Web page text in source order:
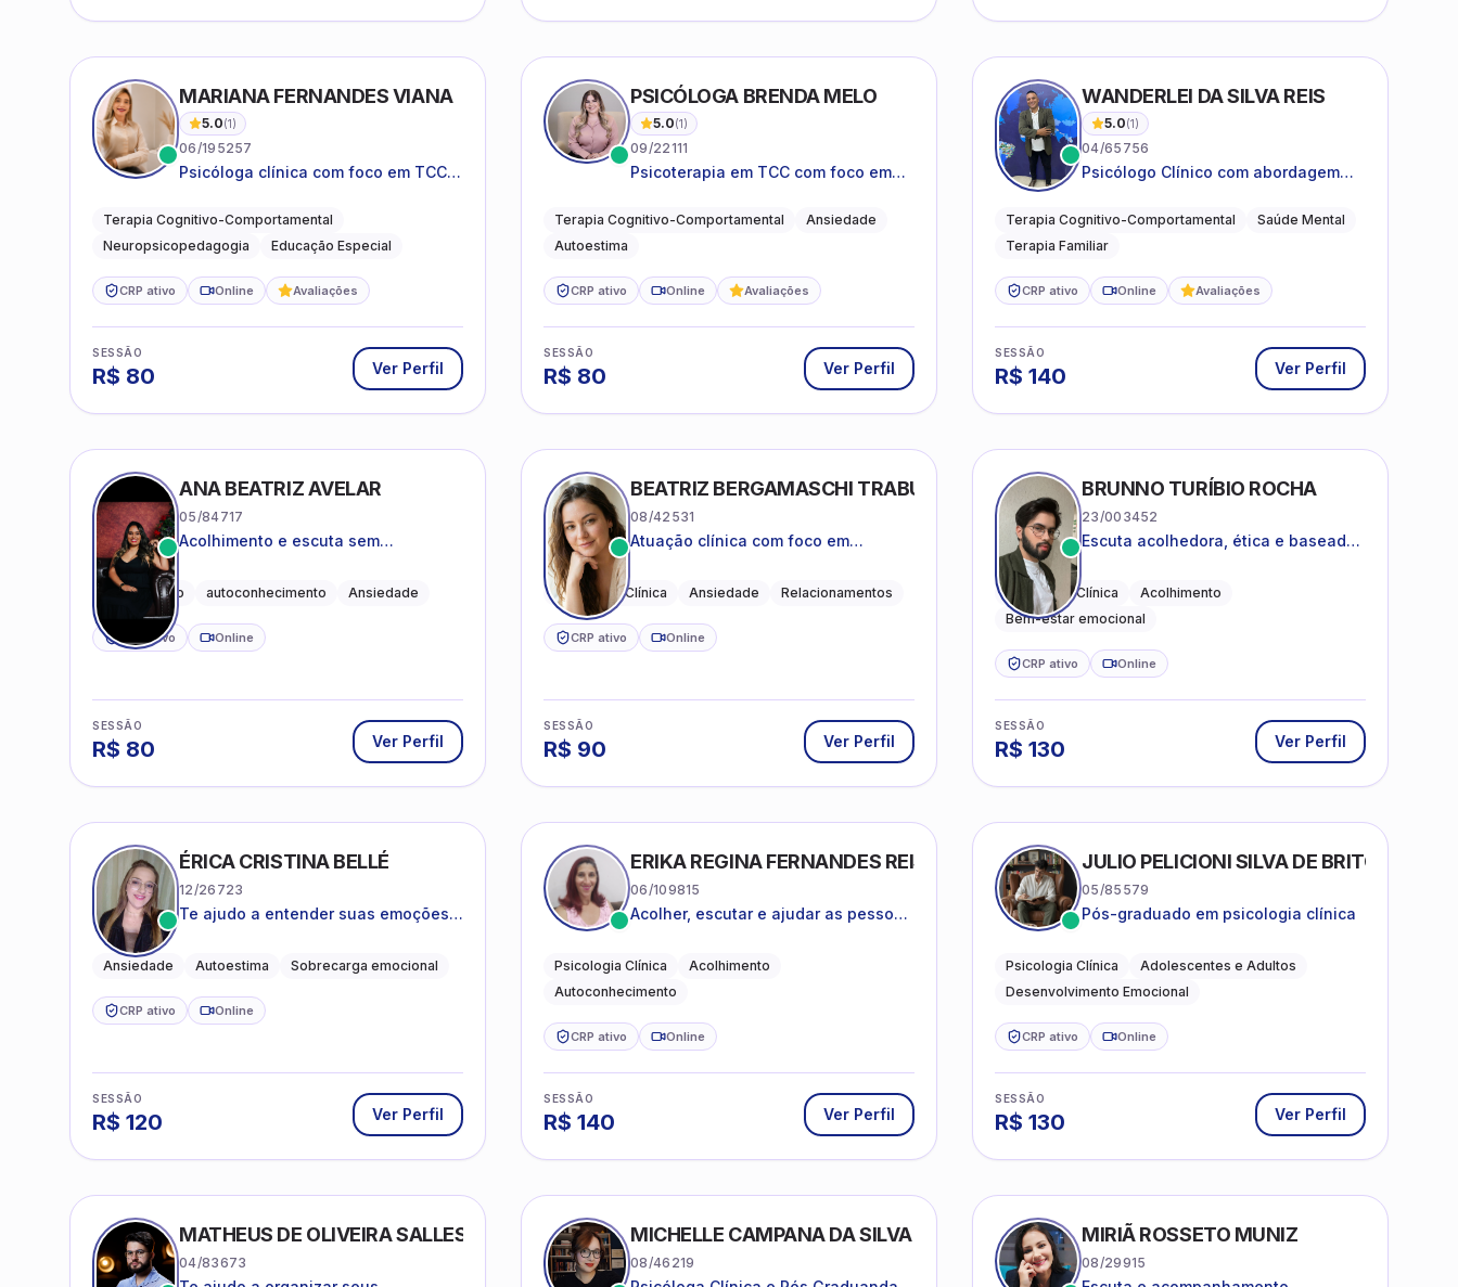
MARIANA FERNANDES VIANA
5.0(1)
06/195257
Psicóloga clínica com foco em TCC,
acompanhamento do
neurodesenvolvimento.
Terapia Cognitivo-Comportamental
Neuropsicopedagogia
Educação Especial
CRP ativo Online Avaliações
SESSÃO
R$ 80 Ver Perfil
PSICÓLOGA BRENDA MELO
5.0(1)
09/22111
Psicoterapia em TCC com foco em
práticas para o cotidiano
Terapia Cognitivo-Comportamental
Ansiedade
Autoestima
CRP ativo Online Avaliações
SESSÃO
R$ 80 Ver Perfil
WANDERLEI DA SILVA REIS
5.0(1)
04/65756
Psicólogo Clínico com abordagem
e terapia sistêmica
Terapia Cognitivo-Comportamental
Saúde Mental
Terapia Familiar
CRP ativo Online Avaliações
SESSÃO
R$ 140 Ver Perfil
ANA BEATRIZ AVELAR
05/84717
Acolhimento e escuta sem
Acolhimento autoconhecimento Ansiedade
CRP ativo Online
SESSÃO
R$ 80 Ver Perfil
BEATRIZ BERGAMASCHI TRABUCO
08/42531
Atuação clínica com foco em
e transições de vida
Psicologia Clínica Ansiedade Relacionamentos
CRP ativo Online
SESSÃO
R$ 90 Ver Perfil
BRUNNO TURÍBIO ROCHA
23/003452
Escuta acolhedora, ética e baseada
Psicologia Clínica
Acolhimento
Bem-estar emocional
CRP ativo Online
SESSÃO
R$ 130 Ver Perfil
ÉRICA CRISTINA BELLÉ
12/26723
Te ajudo a entender suas emoções e
lidar com o que você está vivendo
Ansiedade Autoestima Sobrecarga emocional
CRP ativo Online
SESSÃO
R$ 120 Ver Perfil
ERIKA REGINA FERNANDES REIS FRIAS
06/109815
Acolher, escutar e ajudar as pessoas
Psicologia Clínica
Acolhimento
Autoconhecimento
CRP ativo Online
SESSÃO
R$ 140 Ver Perfil
JULIO PELICIONI SILVA DE BRITO
05/85579
Pós-graduado em psicologia clínica
Psicologia Clínica
Adolescentes e Adultos
Desenvolvimento Emocional
CRP ativo Online
SESSÃO
R$ 130 Ver Perfil
MATHEUS DE OLIVEIRA SALLES
04/83673
MICHELLE CAMPANA DA SILVA
08/46219
MIRIÃ ROSSETO MUNIZ
08/29915